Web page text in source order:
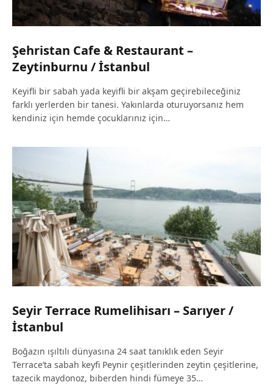
Şehristan Cafe & Restaurant –
Zeytinburnu / İstanbul
Keyifli bir sabah yada keyifli bir akşam geçirebileceğiniz
farklı yerlerden bir tanesi. Yakınlarda oturuyorsanız hem
kendiniz için hemde çocuklarınız için…
Seyir Terrace Rumelihisarı – Sarıyer /
İstanbul
Boğazın ışıltılı dünyasına 24 saat tanıklık eden Seyir
Terrace’ta sabah keyfi Peynir çeşitlerinden zeytin çeşitlerine,
tazecik maydonoz, biberden hindi fümeye 35…